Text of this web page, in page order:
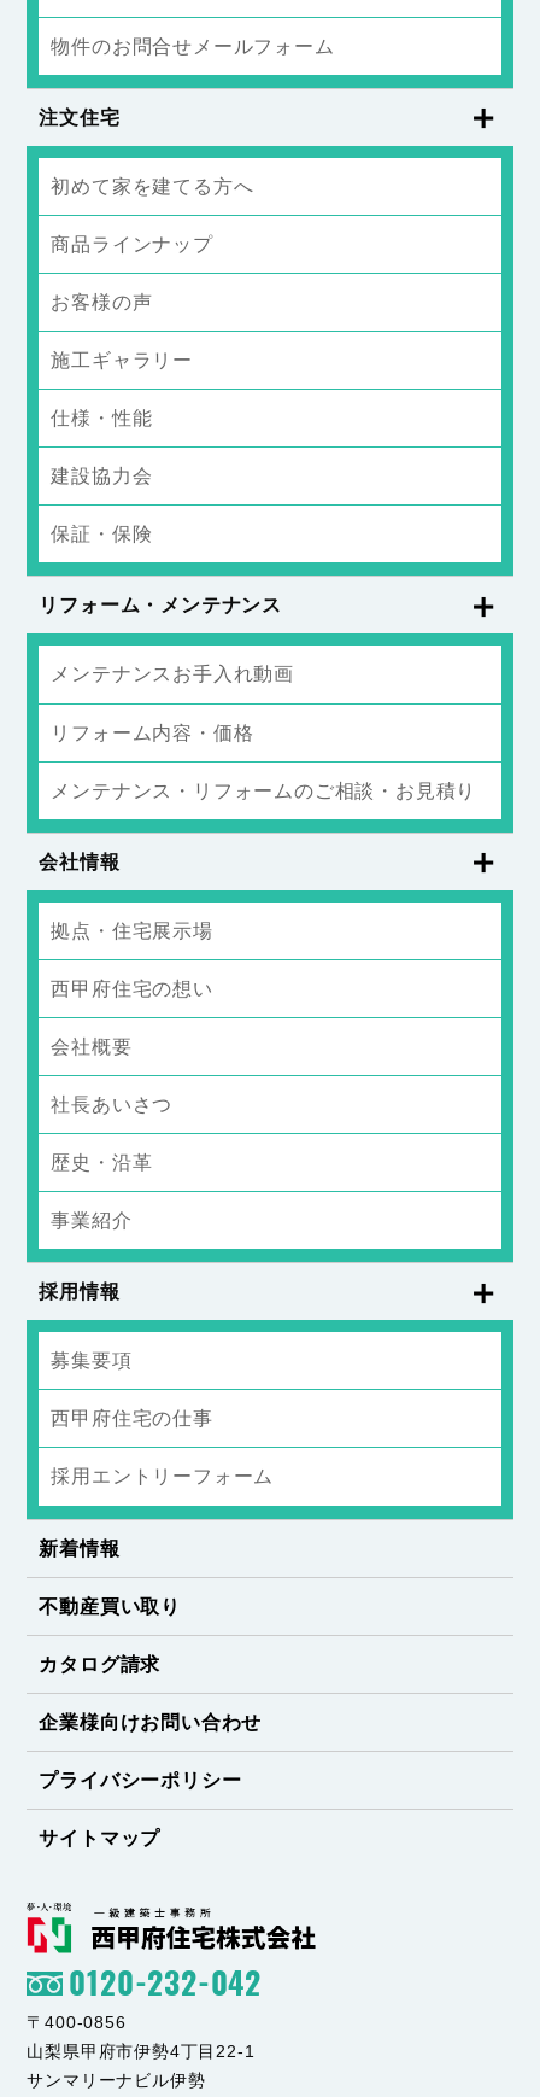
物件のお問合せメールフォーム
注文住宅
初めて家を建てる方へ
商品ラインナップ
お客様の声
施工ギャラリー
仕様・性能
建設協力会
保証・保険
リフォーム・メンテナンス
メンテナンスお手入れ動画
リフォーム内容・価格
メンテナンス・リフォームのご相談・お見積り
会社情報
拠点・住宅展示場
西甲府住宅の想い
会社概要
社長あいさつ
歴史・沿革
事業紹介
採用情報
募集要項
西甲府住宅の仕事
採用エントリーフォーム
新着情報
不動産買い取り
カタログ請求
企業様向けお問い合わせ
プライバシーポリシー
サイトマップ
0120-232-042
〒400-0856
山梨県甲府市伊勢4丁目22-1
サンマリーナビル伊勢